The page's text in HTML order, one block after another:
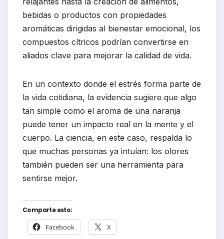
bebidas o productos con propiedades
aromáticas dirigidas al bienestar emocional, los
compuestos cítricos podrían convertirse en
aliados clave para mejorar la calidad de vida.
En un contexto donde el estrés forma parte de
la vida cotidiana, la evidencia sugiere que algo
tan simple como el aroma de una naranja
puede tener un impacto real en la mente y el
cuerpo. La ciencia, en este caso, respalda lo
que muchas personas ya intuían: los olores
también pueden ser una herramienta para
sentirse mejor.
Comparte esto:
Facebook X